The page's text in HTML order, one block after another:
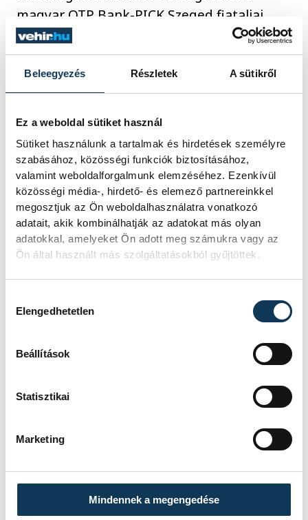
Beleegyezés Részletek A sütikről
Ez a weboldal sütiket használ
Sütiket használunk a tartalmak és hirdetések személyre
szabásához, közösségi funkciók biztosításához,
valamint weboldalforgalmunk elemzéséhez. Ezenkívül
közösségi média-, hirdető- és elemező partnereinkkel
megosztjuk az Ön weboldalhasználatra vonatkozó
adatait, akik kombinálhatják az adatokat más olyan
adatokkal, amelyeket Ön adott meg számukra vagy az
Ön által használt más szolgáltatásokból gyűjtöttek.
Elengedhetetlen
Beállítások
Statisztikai
Marketing
Mindennek a megengedése
magyar OTP Bank-PICK Szeged fiataljai
csapnak össze. A tornára 16 játékos
nevezhető, a győztes pedig jogot szerez a
kölni döntőn való részvételre.
A Youth Club Trophy tehát nem egy
egyszerű új verseny – hanem egy
lehetőség a jövő építésére, amelyben
Veszprém, mint mindig, most is
kulcsszerepet vállal.
Európai ifjúsági kézilabdaliga